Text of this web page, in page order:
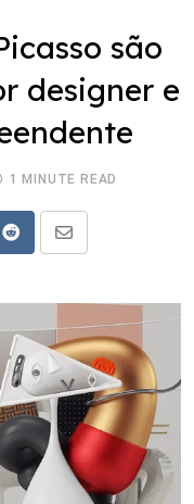
são
designer e
1 MINUTE READ
RedditShare
Email